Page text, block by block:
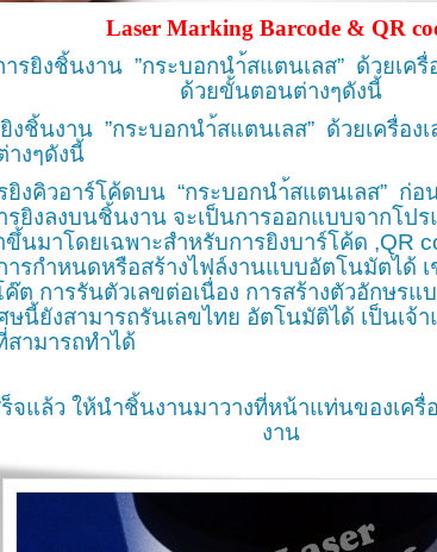
Laser Marking Barcode & QR
ารยิงชิ้นงาน ”กระบอกนำ้สแตนเลส” ด้วยเครื่
ด้วยขั้นตอนต่างๆดังนี้
งชิ้นงาน ”กระบอกนำ้สแตนเลส” ด้วยเครื่องเ
งๆดังนี้
าร์โค้ดบน “กระบอกนำ้สแตนเลส” ก่อน
รยิงลงบนชิ้นงาน จะเป็นการออกแบบจากโป
ขึ้นมาโดยเฉพาะสำหรับการยิงบาร์โค้ด ,QR
ารกำหนดหรือสร้างไฟล์งานแบบอัตโนมัตได้
ค๊ต การรันตัวเลขต่อเนื่อง การสร้างตัวอักษรแ
ษนี้ยังสามารถรันเลขไทย อัตโนมัติได้ เป็นเจ้า
สามารถทำได้
ร็จแล้ว ให้นำชิ้นงานมาวางที่หน้าแท่นของเครื่
งาน